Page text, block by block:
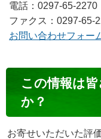
電話：0297-65-2270
ファクス：0297-65-
お問い合わせフォー
ン
ン
この情報は
か？
お寄せいただいた評